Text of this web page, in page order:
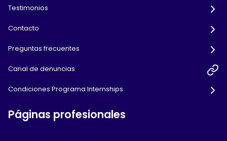
Testimonios
Contacto
Preguntas frecuentes
Canal de denuncias
Condiciones Programa Internships
Páginas profesionales